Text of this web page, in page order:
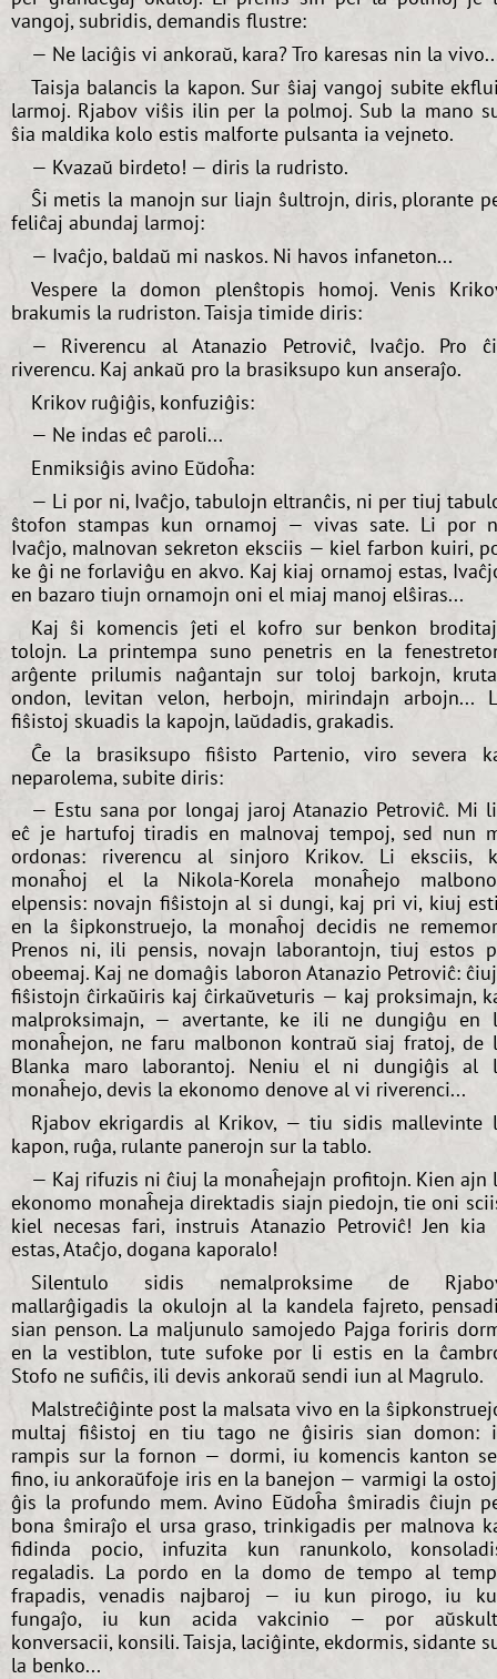
vangoj, subridis, demandis flustre:
— Ne laciĝis vi ankoraŭ, kara? Tro karesas nin la
Taisja balancis la kapon. Sur ŝiaj vangoj subite
larmoj. Rjabov viŝis ilin per la polmoj. Sub la mano
ŝia maldika kolo estis malforte pulsanta ia vejneto.
— Kvazaŭ birdeto! — diris la rudristo.
Ŝi metis la manojn sur liajn ŝultrojn, diris, plorante
feliĉaj abundaj larmoj:
— Ivaĉjo, baldaŭ mi naskos. Ni havos infaneton...
Vespere la domon plenŝtopis homoj. Venis
brakumis la rudriston. Taisja timide diris:
— Riverencu al Atanazio Petroviĉ, Ivaĉjo. Pro
riverencu. Kaj ankaŭ pro la brasiksupo kun anseraĵo.
Krikov ruĝiĝis, konfuziĝis:
— Ne indas eĉ paroli...
Enmiksiĝis avino Eŭdoĥa:
— Li por ni, Ivaĉjo, tabulojn eltranĉis, ni per tiuj
ŝtofon stampas kun ornamoj — vivas sate. Li por
Ivaĉjo, malnovan sekreton eksciis — kiel farbon kuiri,
ke ĝi ne forlaviĝu en akvo. Kaj kiaj ornamoj estas,
en bazaro tiujn ornamojn oni el miaj manoj elŝiras...
Kaj ŝi komencis ĵeti el kofro sur benkon
tolojn. La printempa suno penetris en la
arĝente prilumis naĝantajn sur toloj barkojn,
ondon, levitan velon, herbojn, mirindajn arbojn...
fiŝistoj skuadis la kapojn, laŭdadis, grakadis.
Ĉe la brasiksupo fiŝisto Partenio, viro severa
neparolema, subite diris:
— Estu sana por longaj jaroj Atanazio Petroviĉ. Mi
eĉ je hartufoj tiradis en malnovaj tempoj, sed nun
ordonas: riverencu al sinjoro Krikov. Li eksciis,
monaĥoj el la Nikola-Korela monaĥejo
elpensis: novajn fiŝistojn al si dungi, kaj pri vi, kiuj
en la ŝipkonstruejo, la monaĥoj decidis ne
Prenos ni, ili pensis, novajn laborantojn, tiuj estos
obeemaj. Kaj ne domaĝis laboron Atanazio Petroviĉ:
fiŝistojn ĉirkaŭiris kaj ĉirkaŭveturis — kaj proksimajn,
malproksimajn, — avertante, ke ili ne dungiĝu en
monaĥejon, ne faru malbonon kontraŭ siaj fratoj, de
Blanka maro laborantoj. Neniu el ni dungiĝis al
monaĥejo, devis la ekonomo denove al vi riverenci...
Rjabov ekrigardis al Krikov, — tiu sidis mallevinte
kapon, ruĝa, rulante panerojn sur la tablo.
— Kaj rifuzis ni ĉiuj la monaĥejajn profitojn. Kien ajn
ekonomo monaĥeja direktadis siajn piedojn, tie oni
kiel necesas fari, instruis Atanazio Petroviĉ! Jen
estas, Ataĉjo, dogana kaporalo!
Silentulo sidis nemalproksime de
mallarĝigadis la okulojn al la kandela fajreto,
sian penson. La maljunulo samojedo Pajga foriris
en la vestiblon, tute sufoke por li estis en la
Stofo ne sufiĉis, ili devis ankoraŭ sendi iun al Magrulo.
Malstreĉiĝinte post la malsata vivo en la
multaj fiŝistoj en tiu tago ne ĝisiris sian domon:
rampis sur la fornon — dormi, iu komencis kanton
fino, iu ankoraŭfoje iris en la banejon — varmigi la
ĝis la profundo mem. Avino Eŭdoĥa ŝmiradis ĉiujn
bona ŝmiraĵo el ursa graso, trinkigadis per malnova
fidinda pocio, infuzita kun ranunkolo,
regaladis. La pordo en la domo de tempo al
frapadis, venadis najbaroj — iu kun pirogo, iu
fungaĵo, iu kun acida vakcinio — por
konversacii, konsili. Taisja, laciĝinte, ekdormis, sidante
la benko...